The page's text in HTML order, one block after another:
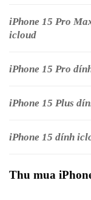
iPhone 15 Pro
icloud
iPhone 15 Pro
iPhone 15 Plus
iPhone 15 dính
Thu mua